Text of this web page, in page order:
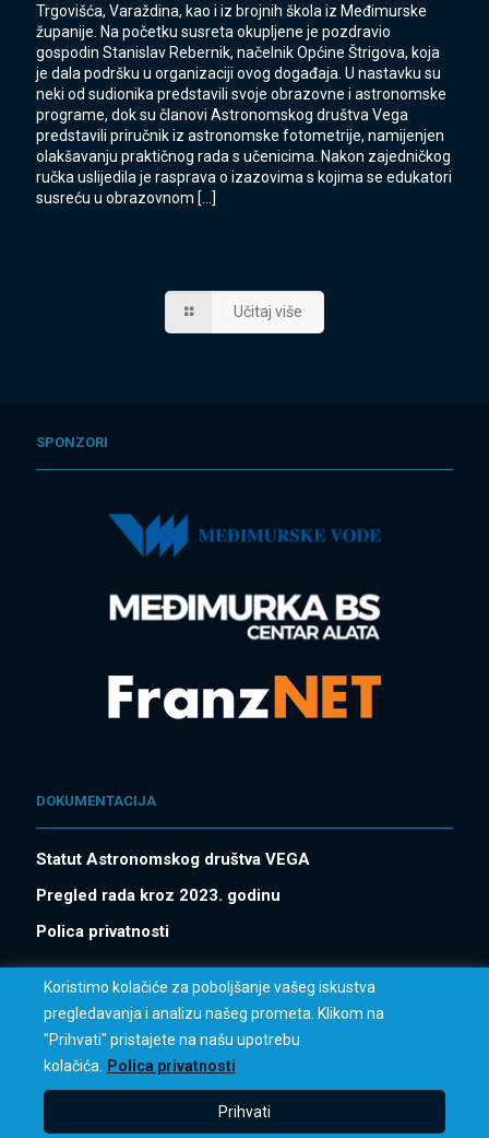
Koristimo kolačiće za poboljšanje vašeg iskustva
pregledavanja i analizu našeg prometa. Klikom na
"Prihvati" pristajete na našu upotrebu
kolačića.
Polica privatnosti
Prihvati
Trgovišća, Varaždina, kao i iz brojnih škola iz Međimurske
županije. Na početku susreta okupljene je pozdravio
gospodin Stanislav Rebernik, načelnik Općine Štrigova, koja
je dala podršku u organizaciji ovog događaja. U nastavku su
neki od sudionika predstavili svoje obrazovne i astronomske
programe, dok su članovi Astronomskog društva Vega
predstavili priručnik iz astronomske fotometrije, namijenjen
olakšavanju praktičnog rada s učenicima. Nakon zajedničkog
ručka uslijedila je rasprava o izazovima s kojima se edukatori
susreću u obrazovnom […]
Učitaj više
SPONZORI
DOKUMENTACIJA
Statut Astronomskog društva VEGA
Pregled rada kroz 2023. godinu
Polica privatnosti
© 2023 AD Vega. All Rights Reserved.